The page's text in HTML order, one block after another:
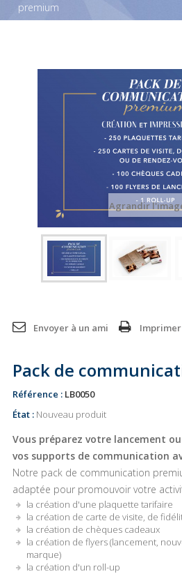
premium
Agrandir
Envoyer à un ami Imprimer
Pack de
Référence : LB0050
État : Nouveau produit
Vous préparez votre lancement
vos supports de communication
Notre pack de communication
adaptée pour promouvoir votre
la création d'une plaquette tarifaire
la création de carte de visite, de
la création de chèques cadeaux
la création de flyers (lancement,
marque)
la création d'un roll-up